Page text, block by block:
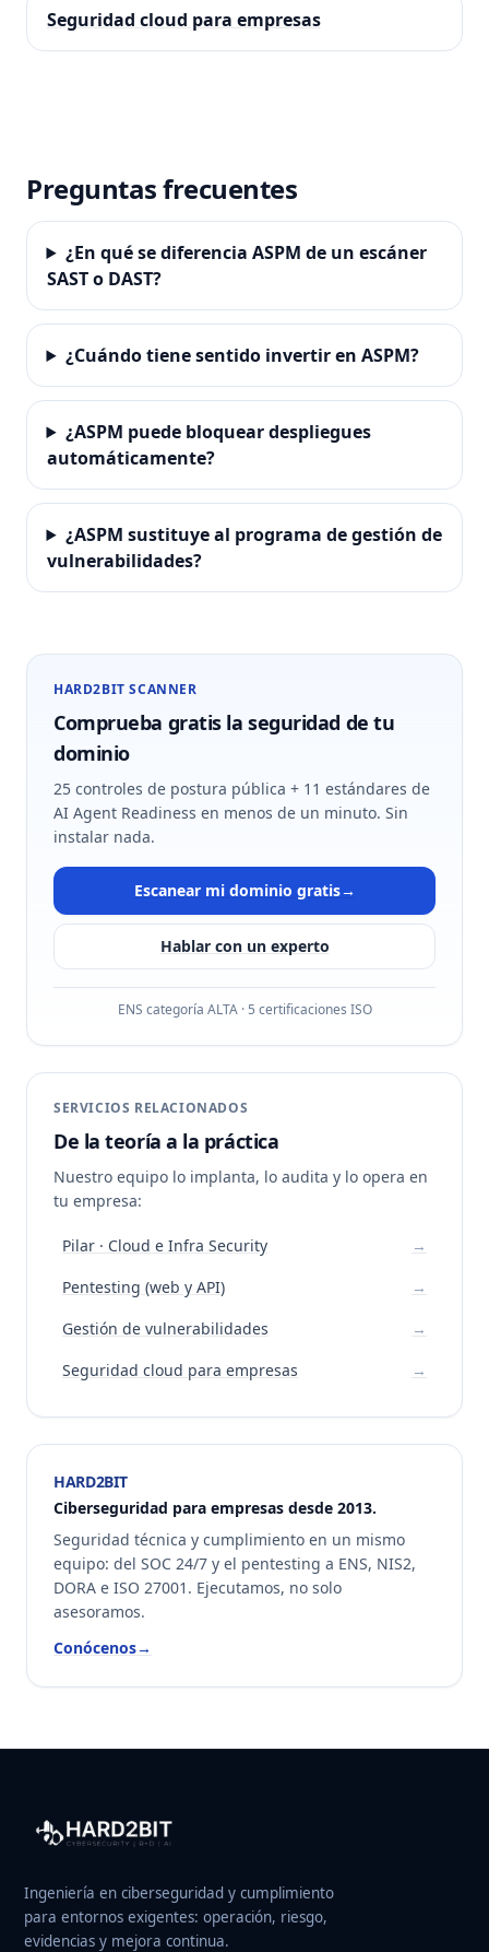
Seguridad cloud para empresas
Preguntas frecuentes
¿En qué se diferencia ASPM de un escáner
SAST o DAST?
¿Cuándo tiene sentido invertir en ASPM?
¿ASPM puede bloquear despliegues
automáticamente?
¿ASPM sustituye al programa de gestión de
vulnerabilidades?
HARD2BIT SCANNER
Comprueba gratis la seguridad de tu
dominio
25 controles de postura pública + 11 estándares de
AI Agent Readiness en menos de un minuto. Sin
instalar nada.
Escanear mi dominio gratis→
Hablar con un experto
ENS categoría ALTA · 5 certificaciones ISO
SERVICIOS RELACIONADOS
De la teoría a la práctica
Nuestro equipo lo implanta, lo audita y lo opera en
tu empresa:
Pilar · Cloud e Infra Security
→
Pentesting (web y API)
→
Gestión de vulnerabilidades
→
Seguridad cloud para empresas
→
HARD2BIT
Ciberseguridad para empresas desde 2013.
Seguridad técnica y cumplimiento en un mismo
equipo: del SOC 24/7 y el pentesting a ENS, NIS2,
DORA e ISO 27001. Ejecutamos, no solo
asesoramos.
Conócenos→
Ingeniería en ciberseguridad y cumplimiento
para entornos exigentes: operación, riesgo,
evidencias y mejora continua.